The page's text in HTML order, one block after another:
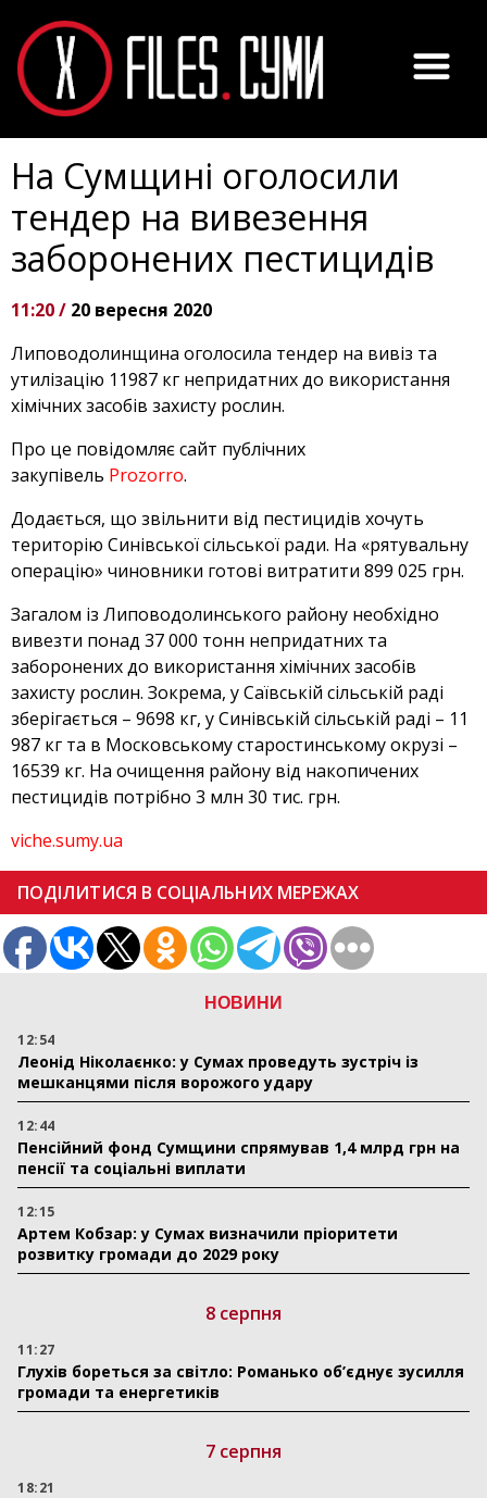
НОВИНИ
12:54
Леонід Ніколаєнко: у Сумах проведуть зустріч із
мешканцями після ворожого удару
12:44
Пенсійний фонд Сумщини спрямував 1,4 млрд грн на
пенсії та соціальні виплати
12:15
Артем Кобзар: у Сумах визначили пріоритети
розвитку громади до 2029 року
8 серпня
11:27
Глухів бореться за світло: Романько об’єднує зусилля
громади та енергетиків
7 серпня
18:21
На Сумщині оголосили
тендер на вивезення
заборонених пестицидів
11:20 / 20 вересня 2020
Липоводолинщина оголосила тендер на вивіз та
утилізацію 11987 кг непридатних до використання
хімічних засобів захисту рослин.
Про це повідомляє сайт публічних
закупівель Prozorro.
Додається, що звільнити від пестицидів хочуть
територію Синівської сільської ради. На «рятувальну
операцію» чиновники готові витратити 899 025 грн.
Загалом із Липоводолинського району необхідно
вивезти понад 37 000 тонн непридатних та
заборонених до використання хімічних засобів
захисту рослин. Зокрема, у Саївській сільській раді
зберігається – 9698 кг, у Синівській сільській раді – 11
987 кг та в Московському старостинському окрузі –
16539 кг. На очищення району від накопичених
пестицидів потрібно 3 млн 30 тис. грн.
viche.sumy.ua
ПОДІЛИТИСЯ В СОЦІАЛЬНИХ МЕРЕЖАХ